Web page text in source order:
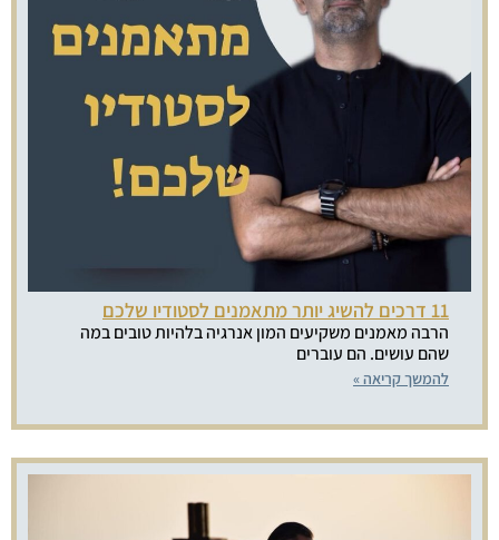
11 דרכים להשיג יותר מתאמנים לסטודיו שלכם
הרבה מאמנים משקיעים המון אנרגיה בלהיות טובים במה
שהם עושים. הם עוברים
להמשך קריאה »